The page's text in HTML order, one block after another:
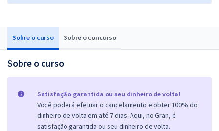
Sobre o curso Sobre o concurso
Sobre o curso
Satisfação garantida ou seu dinheiro de volta!
Você poderá efetuar o cancelamento e obter 100% do
dinheiro de volta em até 7 dias. Aqui, no Gran, é
satisfação garantida ou seu dinheiro de volta.